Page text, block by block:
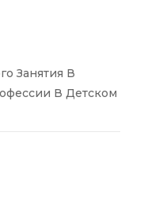
Занятия В
В Детском